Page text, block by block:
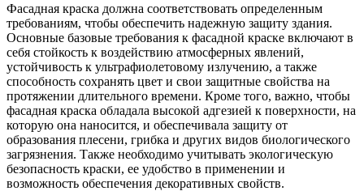
Фасадная краска должна соответствовать определенным
требованиям, чтобы обеспечить надежную защиту здания.
Основные базовые требования к фасадной краске включают в
себя стойкость к воздействию атмосферных явлений,
устойчивость к ультрафиолетовому излучению, а также
способность сохранять цвет и свои защитные свойства на
протяжении длительного времени. Кроме того, важно, чтобы
фасадная краска обладала высокой адгезией к поверхности, на
которую она наносится, и обеспечивала защиту от
образования плесени, грибка и других видов биологического
загрязнения. Также необходимо учитывать экологическую
безопасность краски, ее удобство в применении и
возможность обеспечения декоративных свойств.